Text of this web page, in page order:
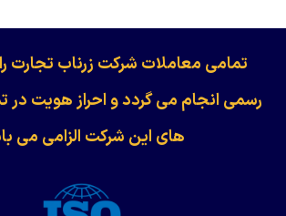
​​​​​​تمامی معاملات شرکت زرناب تجارت
رسمی انجام می گردد و احراز هویت در
های این شرکت الزامی می